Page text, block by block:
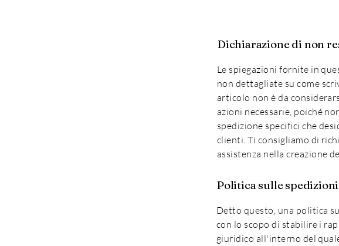
Dichiarazione di non
Le spiegazioni fornite in
non dettagliate su come
articolo non è da
azioni necessarie, poiché
spedizione specifici che
clienti. Ti consigliamo di
assistenza nella creazione
Politica sulle
Detto questo, una politica
con lo scopo di stabilire i
giuridico all'interno del